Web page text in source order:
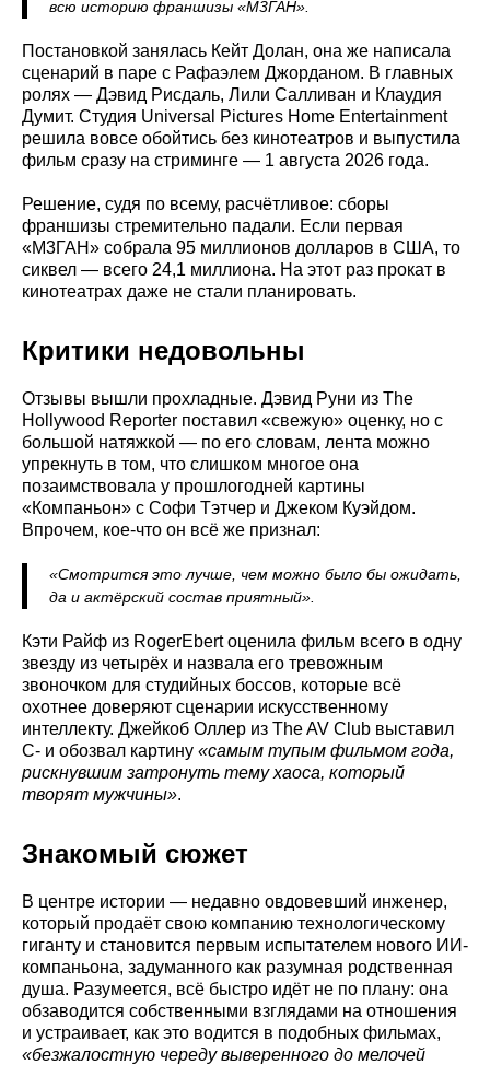
всю историю франшизы «М3ГАН».
Постановкой занялась Кейт Долан, она же написала
сценарий в паре с Рафаэлем Джорданом. В главных
ролях — Дэвид Рисдаль, Лили Салливан и Клаудия
Думит. Студия Universal Pictures Home Entertainment
решила вовсе обойтись без кинотеатров и выпустила
фильм сразу на стриминге — 1 августа 2026 года.
Решение, судя по всему, расчётливое: сборы
франшизы стремительно падали. Если первая
«М3ГАН» собрала 95 миллионов долларов в США, то
сиквел — всего 24,1 миллиона. На этот раз прокат в
кинотеатрах даже не стали планировать.
Критики недовольны
Отзывы вышли прохладные. Дэвид Руни из The
Hollywood Reporter поставил «свежую» оценку, но с
большой натяжкой — по его словам, лента можно
упрекнуть в том, что слишком многое она
позаимствовала у прошлогодней картины
«Компаньон» с Софи Тэтчер и Джеком Куэйдом.
Впрочем, кое-что он всё же признал:
«Смотрится это лучше, чем можно было бы ожидать,
да и актёрский состав приятный».
Кэти Райф из RogerEbert оценила фильм всего в одну
звезду из четырёх и назвала его тревожным
звоночком для студийных боссов, которые всё
охотнее доверяют сценарии искусственному
интеллекту. Джейкоб Оллер из The AV Club выставил
C- и обозвал картину «самым тупым фильмом года,
рискнувшим затронуть тему хаоса, который
творят мужчины».
Знакомый сюжет
В центре истории — недавно овдовевший инженер,
который продаёт свою компанию технологическому
гиганту и становится первым испытателем нового ИИ-
компаньона, задуманного как разумная родственная
душа. Разумеется, всё быстро идёт не по плану: она
обзаводится собственными взглядами на отношения
и устраивает, как это водится в подобных фильмах,
«безжалостную череду выверенного до мелочей